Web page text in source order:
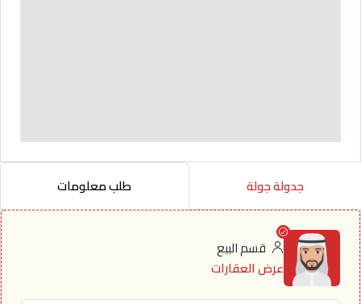
جدولة جولة طلب معلومات
قسم البيع
عرض العقارات